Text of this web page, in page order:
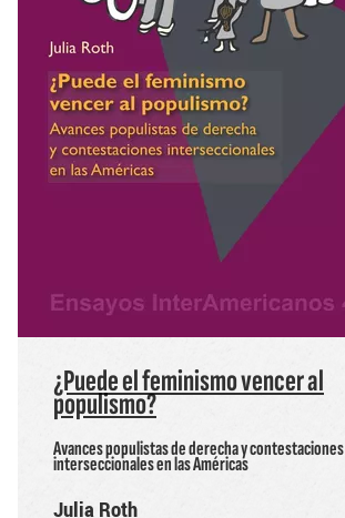
¿Puede el feminismo vencer al
populismo?
Avances populistas de derecha y contestaciones
interseccionales en las Américas
Julia Roth